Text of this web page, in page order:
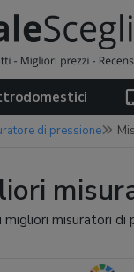
di pressione
migliori misuratori